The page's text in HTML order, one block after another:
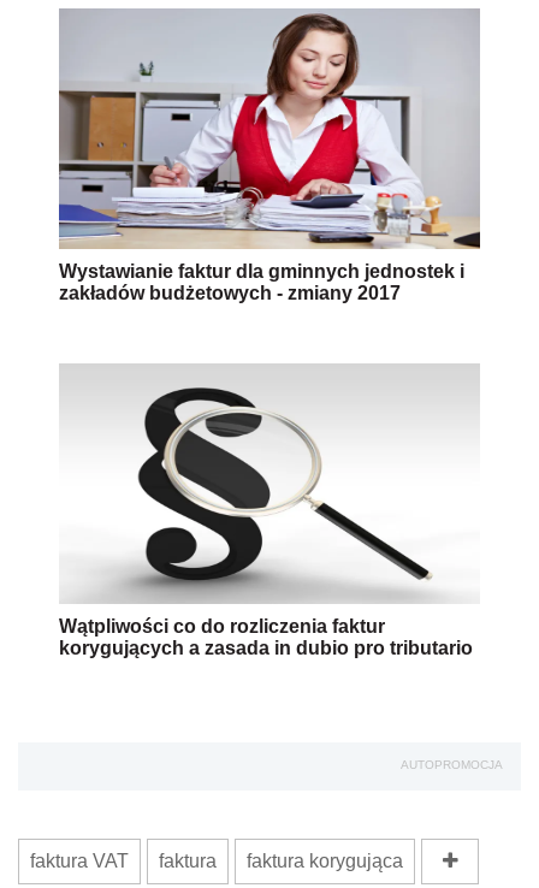
Wystawianie faktur dla gminnych jednostek i
zakładów budżetowych - zmiany 2017
Wątpliwości co do rozliczenia faktur
korygujących a zasada in dubio pro tributario
AUTOPROMOCJA
faktura VAT faktura faktura korygująca